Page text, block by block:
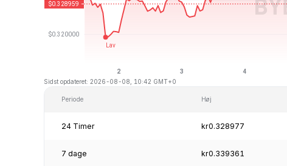
Sidst opdateret: 2026-08-08, 10:42 GMT+0
Periode Høj
24 Timer kr0.328977
7 dage kr0.339361